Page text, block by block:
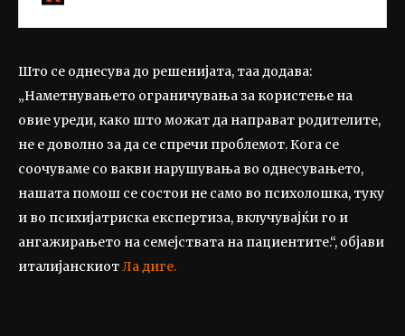
Што се однесува до решенијата, таа додава:
„Наметнувањето ограничувања за користење на
овие уреди, како што можат да направат родителите,
не е доволно за да се спречи проблемот. Кога се
соочуваме со вакви нарушувања во однесувањето,
нашата помош се состои не само во психолошка, туку
и во психијатриска експертиза, вклучувајќи го и
ангажирањето на семејствата на пациентите.“, објави
италијанскиотЛа диге.